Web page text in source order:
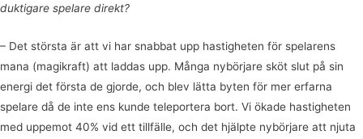
duktigare spelare direkt?
– Det största är att vi har snabbat upp hastigheten för spelarens
mana (magikraft) att laddas upp. Många nybörjare sköt slut på sin
energi det första de gjorde, och blev lätta byten för mer erfarna
spelare då de inte ens kunde teleportera bort. Vi ökade hastigheten
med uppemot 40% vid ett tillfälle, och det hjälpte nybörjare att njuta